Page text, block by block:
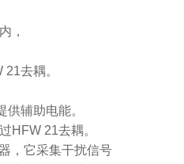
，
去耦。
辅助电能。
HFW 21去耦。
，它采集干扰信号